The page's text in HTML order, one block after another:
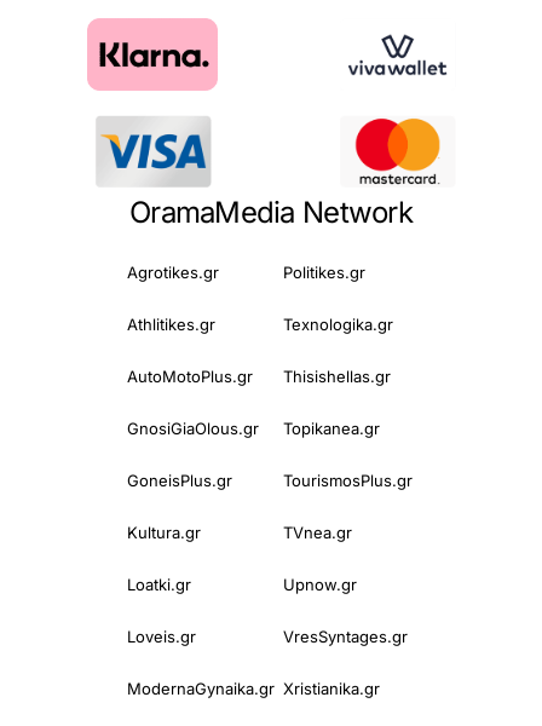
OramaMedia Network
Agrotikes.gr Politikes.gr
Athlitikes.gr Texnologika.gr
AutoMotoPlus.gr Thisishellas.gr
GnosiGiaOlous.gr Topikanea.gr
GoneisPlus.gr TourismosPlus.gr
Kultura.gr TVnea.gr
Loatki.gr Upnow.gr
Loveis.gr VresSyntages.gr
ModernaGynaika.gr Xristianika.gr